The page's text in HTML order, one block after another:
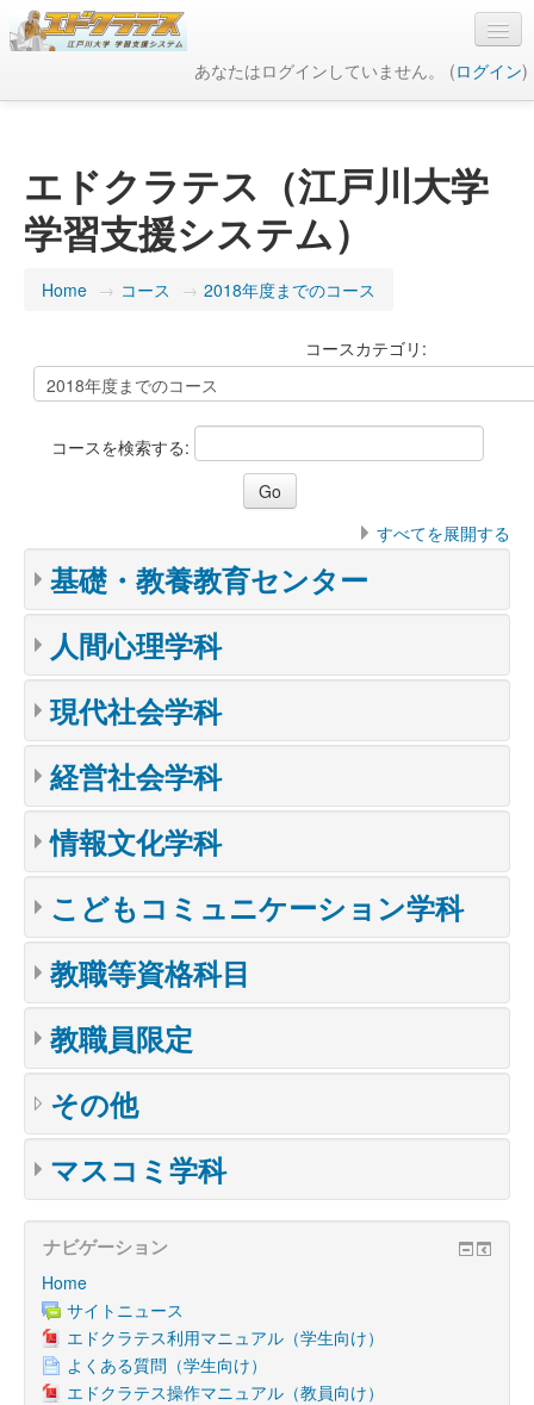
あなたはログインしていません。 (ログイン)
エドクラテス（江戸川大学
学習支援システム）
Home → コース → 2018年度までのコース
コースカテゴリ:
コースを検索する:
すべてを展開する
基礎・教養教育センター
人間心理学科
現代社会学科
経営社会学科
情報文化学科
こどもコミュニケーション学科
教職等資格科目
教職員限定
その他
マスコミ学科
ナビゲーション
Home
サイトニュース
エドクラテス利用マニュアル（学生向け）
よくある質問（学生向け）
エドクラテス操作マニュアル（教員向け）